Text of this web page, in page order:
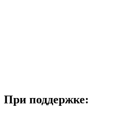
При поддержке: